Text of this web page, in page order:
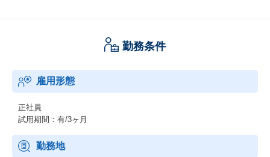
勤務条件
雇用形態
正社員
試用期間：有/3ヶ月
勤務地